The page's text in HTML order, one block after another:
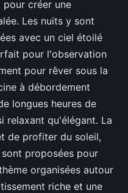
créer une
Les nuits y sont
avec un ciel étoilé
pour l'observation
pour rêver sous la
à débordement
longues heures de
relaxant qu'élégant. La
de profiter du soleil,
proposées pour
organisées autour
riche et une